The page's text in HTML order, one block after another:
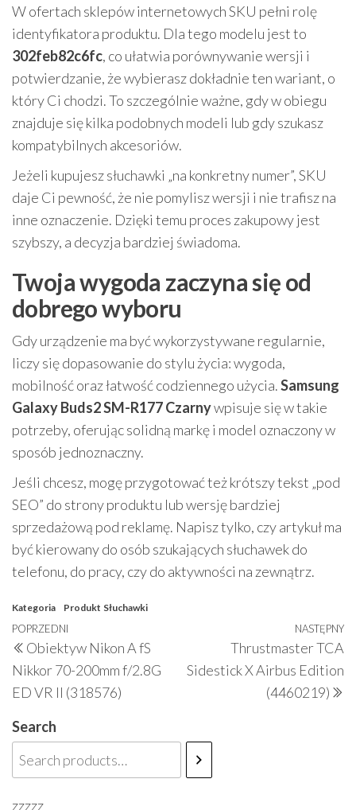
W ofertach sklepów internetowych SKU pełni rolę
identyfikatora produktu. Dla tego modelu jest to
302feb82c6fc, co ułatwia porównywanie wersji i
potwierdzanie, że wybierasz dokładnie ten wariant, o
który Ci chodzi. To szczególnie ważne, gdy w obiegu
znajduje się kilka podobnych modeli lub gdy szukasz
kompatybilnych akcesoriów.
Jeżeli kupujesz słuchawki „na konkretny numer”, SKU
daje Ci pewność, że nie pomylisz wersji i nie trafisz na
inne oznaczenie. Dzięki temu proces zakupowy jest
szybszy, a decyzja bardziej świadoma.
Twoja wygoda zaczyna się od
dobrego wyboru
Gdy urządzenie ma być wykorzystywane regularnie,
liczy się dopasowanie do stylu życia: wygoda,
mobilność oraz łatwość codziennego użycia.Samsung
Galaxy Buds2 SM-R177 Czarnywpisuje się w takie
potrzeby, oferując solidną markę i model oznaczony w
sposób jednoznaczny.
Jeśli chcesz, mogę przygotować też krótszy tekst „pod
SEO” do strony produktu lub wersję bardziej
sprzedażową pod reklamę. Napisz tylko, czy artykuł ma
być kierowany do osób szukających słuchawek do
telefonu, do pracy, czy do aktywności na zewnątrz.
Kategoria Produkt Słuchawki
Nawigacja
wpisu
Poprzedni
wpis
POPRZEDNI
Obiektyw Nikon A fS
Nikkor 70-200mm f/2.8G
ED VR II (318576)
NASTĘPNY
Thrustmaster TCA
Sidestick X Airbus Edition
(4460219)
Search
zzzzz